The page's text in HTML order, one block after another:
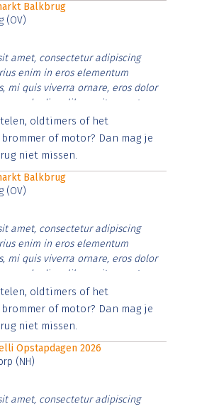
Balkbrug
(OV)
amet, consectetur adipiscing
enim in eros elementum
mi quis viverra ornare, eros dolor
diam libero vitae erat.
et justo cursus id rutrum lorem
vitae risus tristique posuere.
oldtimers of het
of motor? Dan mag je
niet missen.
Balkbrug
(OV)
amet, consectetur adipiscing
enim in eros elementum
mi quis viverra ornare, eros dolor
diam libero vitae erat.
et justo cursus id rutrum lorem
vitae risus tristique posuere.
oldtimers of het
of motor? Dan mag je
niet missen.
Opstapdagen 2026
(NH)
amet, consectetur adipiscing